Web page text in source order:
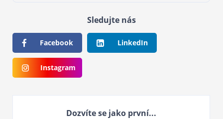
Sledujte nás
Facebook LinkedIn
Instagram
Dozvíte se jako první...